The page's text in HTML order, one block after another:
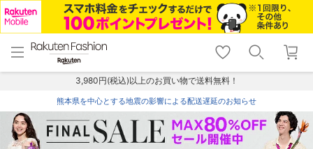
menu home
トップ
shopping_cart lock_outline
ログイン
3,980円(税込)以上のお買い物で送料無料！
熊本県を中心とする地震の影響による配送遅延のお知らせ